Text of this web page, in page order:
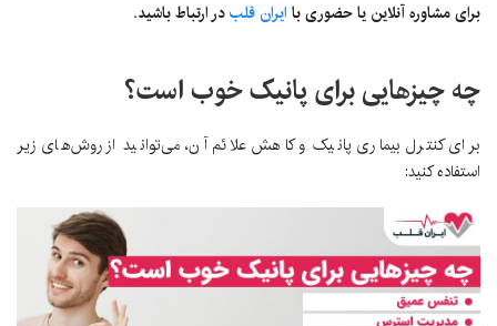
برای مشاوره آنلاین یا حضوری با ایران قلبدر ارتباط باشید.
چه چیزهایی برای پانیک خوب است؟
برای کنترل بیماری پانیک و کاهش علائم آن، می‌توانید از روش‌های زیر
استفاده کنید: